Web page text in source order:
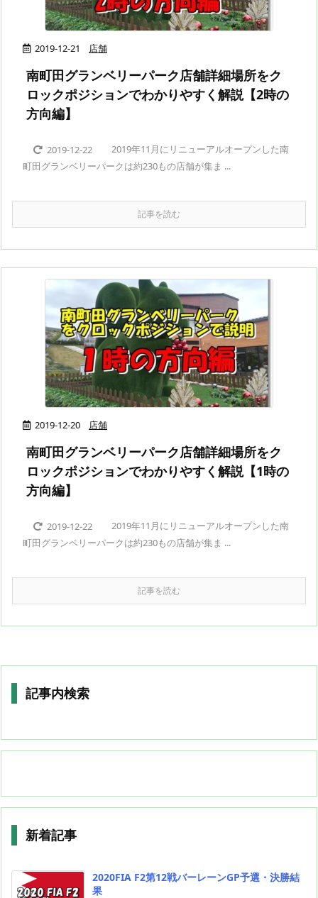
2019-12-21 店舗
南町田グランベリーパーク店舗詳細場所をク
ロックポジションでわかりやすく解説【2時の
方向編】
2019-12-22
2019年11月にリニューアルオープンした南
町田グランベリーパークは約230もの店舗が集ま ...
記事を読む
2019-12-20 店舗
南町田グランベリーパーク店舗詳細場所をク
ロックポジションでわかりやすく解説【1時の
方向編】
2019-12-22
2019年11月にリニューアルオープンした南
町田グランベリーパークは約230もの店舗が集ま ...
記事を読む
記事内検索
新着記事
2020FIA F2第12戦バーレーンGP予選・決勝結
果